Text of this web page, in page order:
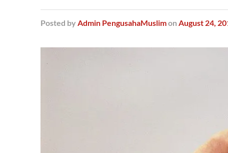
Posted by Admin PengusahaMuslimon August 24,